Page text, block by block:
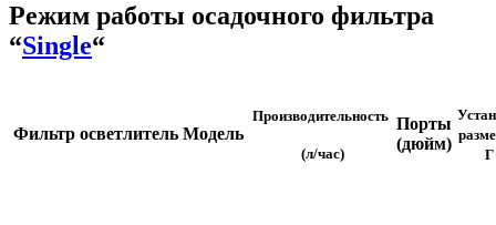
Режим работы осадочного фильтра
“Single“
Фильтр осветлитель Модель
Производительность
(л/час)
Порты
(дюйм)
Г